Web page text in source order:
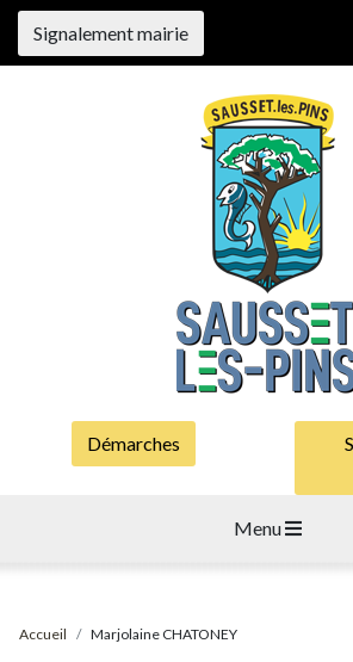
Signalement mairie
Démarches
Menu
Accueil Marjolaine CHATONEY